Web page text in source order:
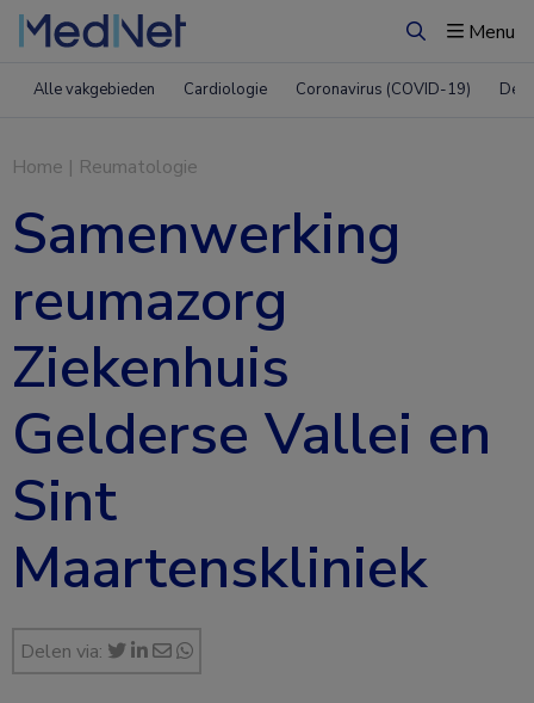
ZoekenMenu
Alle vakgebieden Cardiologie Coronavirus (COVID-19)
Home | Reumatologie
Samenwerking
reumazorg
Ziekenhuis
Gelderse Vallei en
Sint
Maartenskliniek
Delen via: